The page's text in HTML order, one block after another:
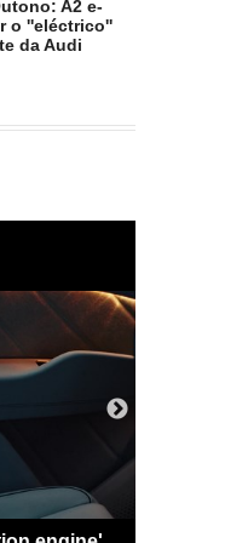
A2 e-
o ''eléctrico''
da Audi